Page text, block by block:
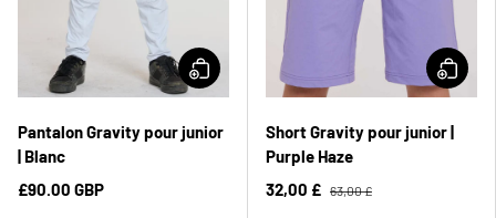
Pantalon Gravity pour junior
| Blanc
£90.00 GBP
Short Gravity pour junior |
Purple Haze
32,00 £ 63,00 £